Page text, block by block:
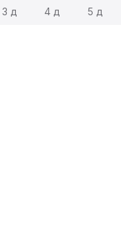
3 д 4 д 5 д